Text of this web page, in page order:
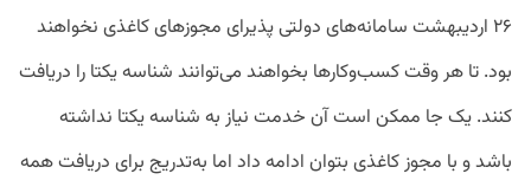
۲۶ اردیبهشت سامانه‌های دولتی پذیرای مجوزهای کاغذی نخواهند
بود. تا هر وقت کسب‌وکارها بخواهند می‌توانند شناسه یکتا را دریافت
کنند. یک جا ممکن است آن خدمت نیاز به شناسه یکتا نداشته
باشد و با مجوز کاغذی بتوان ادامه داد اما به‌تدریج برای دریافت همه